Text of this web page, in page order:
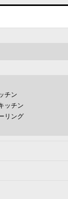
チン
ッチン
リング